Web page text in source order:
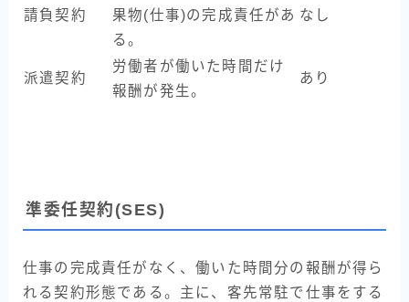
請負契約
果物(仕事)の完成責任があ
る。
なし
派遣契約
労働者が働いた時間だけ
報酬が発生。
あり
準委任契約(SES)
仕事の完成責任がなく、働いた時間分の報酬が得ら
れる契約形態である。主に、客先常駐で仕事をする